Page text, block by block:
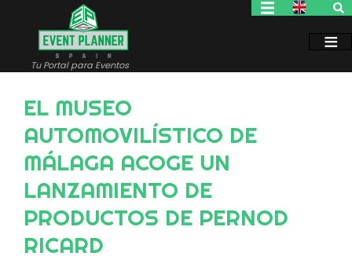
contenido
Tu Portal para Eventos
EL MUSEO
AUTOMOVILÍSTICO DE
MÁLAGA ACOGE UN
LANZAMIENTO DE
PRODUCTOS DE PERNOD
RICARD